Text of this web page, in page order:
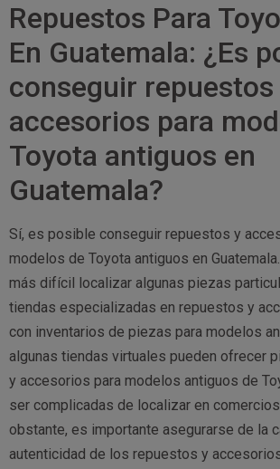
Repuestos Para
En Guatemala: ¿Es
conseguir repuestos
accesorios para
Toyota antiguos en
Guatemala?
Sí, es posible conseguir repuestos y
modelos de Toyota antiguos en
más difícil localizar algunas piezas
tiendas especializadas en repuestos y
con inventarios de piezas para modelos
algunas tiendas virtuales pueden ofrecer
y accesorios para modelos antiguos de
ser complicadas de localizar en
obstante, es importante asegurarse de la
autenticidad de los repuestos y